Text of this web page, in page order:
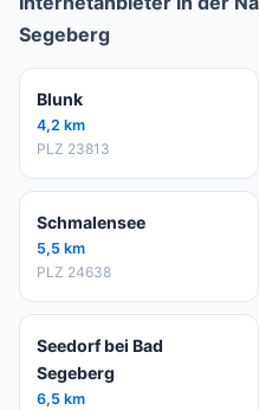
Segeberg
Blunk
4,2 km
PLZ 23813
Schmalensee
5,5 km
PLZ 24638
Seedorf bei Bad
Segeberg
6,5 km